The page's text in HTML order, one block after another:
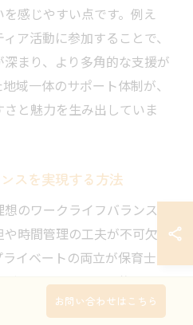
感じやすい点です。例え
ア活動に参加することで、
まり、より多角的な支援が
域一体のサポート体制が、
と魅力を生み出していま
スを実現する方法
のワークライフバランスを
時間管理の工夫が不可欠で
イベートの両立が保育士の
がるからです。具体的には、
務見直し、職員同士のフォ
お問い合わせはこちら